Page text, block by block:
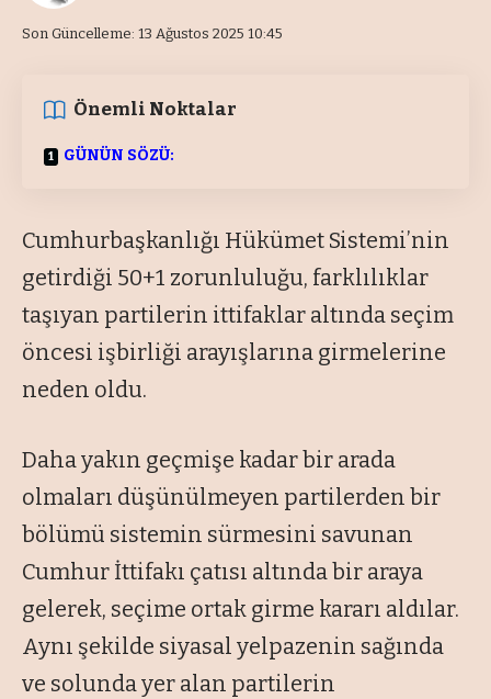
Son Güncelleme: 13 Ağustos 2025 10:45
Önemli Noktalar
GÜNÜN SÖZÜ:
Cumhurbaşkanlığı Hükümet Sistemi’nin
getirdiği 50+1 zorunluluğu, farklılıklar
taşıyan partilerin ittifaklar altında seçim
öncesi işbirliği arayışlarına girmelerine
neden oldu.
Daha yakın geçmişe kadar bir arada
olmaları düşünülmeyen partilerden bir
bölümü sistemin sürmesini savunan
Cumhur İttifakı çatısı altında bir araya
gelerek, seçime ortak girme kararı aldılar.
Aynı şekilde siyasal yelpazenin sağında
ve solunda yer alan partilerin